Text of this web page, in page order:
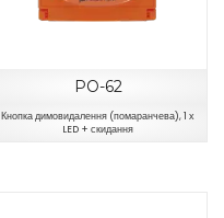
РО-62
Кнопка димовидалення (помаранчева), 1 х
LED + скидання